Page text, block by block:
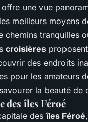
une vue
meilleurs moyens
chemins tranquilles
croisières
des endroits
pour les amateurs
la beauté de
des îles Féroé
desîles Féroé